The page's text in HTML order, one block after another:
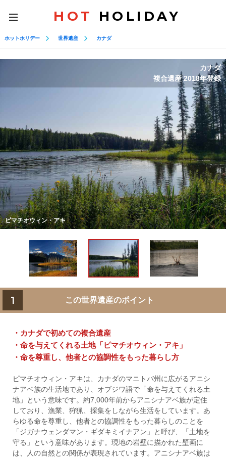
toggle
navigation
HOT HOLIDAY
ホットホリデー 世界遺産 カナダ
ピマチオウィン・アキ
カナダ
複合遺産 2018年登録
1 この世界遺産のポイント
・カナダで初めての複合遺産
・命を与えてくれる土地「ピマチオウィン・アキ」
・命を尊重し、他者との協調性をもった暮らし方
ピマチオウィン・アキは、カナダのマニトバ州に広がるアニシ
ナアベ族の生活地であり、オブジワ語で「命を与えてくれる土
地」という意味です。約7,000年前からアニシナアベ族が定住
しており、漁業、狩猟、採集をしながら生活をしています。あ
らゆる命を尊重し、他者との協調性をもった暮らしのことを
「ジガナウェンダマン・ギダキミイナアン」と呼び、「土地を
守る」という意味があります。現地の岩壁に描かれた壁画に
は、人の自然との関係が表現されています。アニシナアベ族は